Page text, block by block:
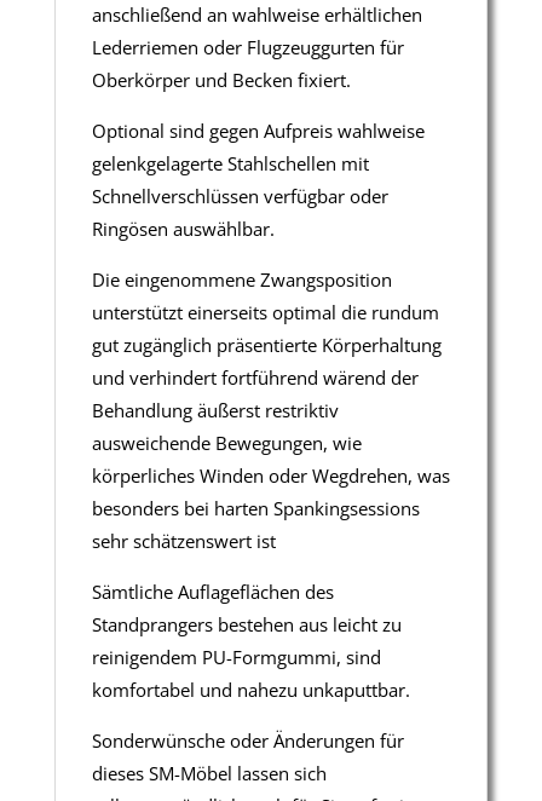
anschließend an wahlweise erhältlichen
Lederriemen oder Flugzeuggurten für
Oberkörper und Becken fixiert.
Optional sind gegen Aufpreis wahlweise
gelenkgelagerte Stahlschellen mit
Schnellverschlüssen verfügbar oder
Ringösen auswählbar.
Die eingenommene Zwangsposition
unterstützt einerseits optimal die rundum
gut zugänglich präsentierte Körperhaltung
und verhindert fortführend wärend der
Behandlung äußerst restriktiv
ausweichende Bewegungen, wie
körperliches Winden oder Wegdrehen, was
besonders bei harten Spankingsessions
sehr schätzenswert ist
Sämtliche Auflageflächen des
Standprangers bestehen aus leicht zu
reinigendem PU-Formgummi, sind
komfortabel und nahezu unkaputtbar.
Sonderwünsche oder Änderungen für
dieses SM-Möbel lassen sich